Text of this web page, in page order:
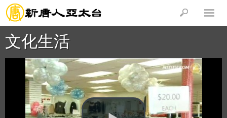
文化生活